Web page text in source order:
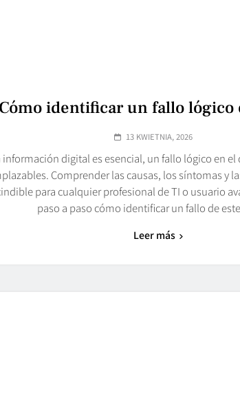
Cómo identificar un fallo lógico
13 KWIETNIA, 2026
digital es esencial, un fallo lógico en
Comprender las causas, los síntomas y
para cualquier profesional de TI o usuario
paso a paso cómo identificar un fallo de
Leer más